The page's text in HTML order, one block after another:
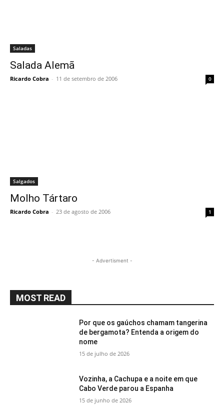
Saladas
Salada Alemã
Ricardo Cobra - 11 de setembro de 2006 0
Salgados
Molho Tártaro
Ricardo Cobra - 23 de agosto de 2006 1
- Advertisment -
MOST READ
Por que os gaúchos chamam tangerina
de bergamota? Entenda a origem do
nome
15 de julho de 2026
Vozinha, a Cachupa e a noite em que
Cabo Verde parou a Espanha
15 de junho de 2026